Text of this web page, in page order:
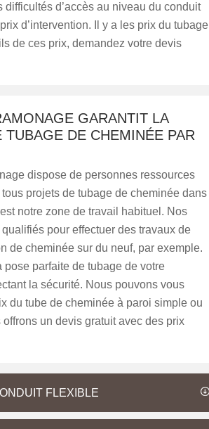
difficultés d’accès au niveau du conduit
d’intervention. Il y a les prix du tubage
de ces prix, demandez votre devis
GARANTIT LA
TUBAGE DE CHEMINÉE PAR
dispose de personnes ressources
projets de tubage de cheminée dans
notre zone de travail habituel. Nos
pour effectuer des travaux de
de cheminée sur du neuf, par exemple.
parfaite de tubage de votre
la sécurité. Nous pouvons vous
du tube de cheminée à paroi simple ou
un devis gratuit avec des prix
FLEXIBLE